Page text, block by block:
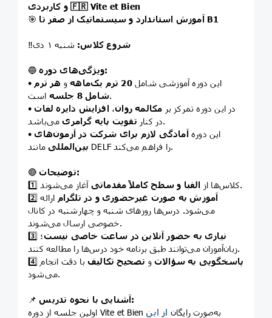
و کاربردی 🇫🇷 Vite et Bien
🎯
آموزش استاندارد و سیستماتیک از صفر تا B1
‼️ شروع کلاس: شنبه ۱ دی
🔵
ویژگی‌های دوره:
• این دوره آموزشی شامل20 ترم یک‌ماهه و هر ترم
شامل 8 جلسهاست.
• در این دوره تمرکز بر مکالمه روان، افزایش دایره لغات
در کنار تقویت پایه گرامری
می‌باشد.
• این دوره آمادگی لازم برای شرکت در آزمون‌های
بین‌المللی
مانند DELF را فراهم می‌کند.
🔴
توضیحات:
1️⃣ کلاس‌ها از الفبا و سطح کاملاً مقدماتی
آغاز می‌شوند.
2️⃣
آموزش‌ به صورت غیرحضوری و در تلگرام ارائه
می‌شود. درس‌ها روزهای شنبه و چهارشنبه در کانال
خصوصی ارسال می‌شوند.
3️⃣ نیازی به حضور آنلاین در ساعت خاصی نیست؛
زبان‌آموزان می‌توانند طبق برنامه خود درس‌ها را مطالعه کنند.
4️⃣
پاسخگویی به سؤالات و تصحیح تکالیف با دقت انجام
می‌شود.
📌
آشنایی با نحوه تدریس:
اولین جلسه از دوره Vite et Bien به‌صورت رایگان از این